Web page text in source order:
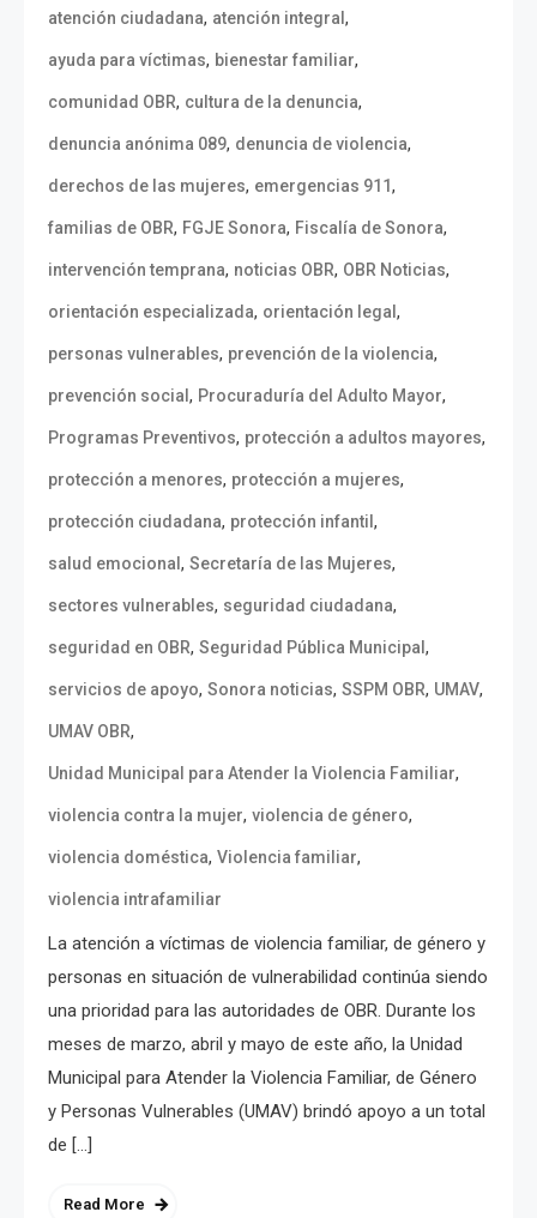
atención ciudadana, atención integral,
ayuda para víctimas, bienestar familiar,
comunidad OBR, cultura de la denuncia,
denuncia anónima 089, denuncia de violencia,
derechos de las mujeres, emergencias 911,
familias de OBR, FGJE Sonora, Fiscalía de Sonora,
intervención temprana, noticias OBR, OBR Noticias,
orientación especializada, orientación legal,
personas vulnerables, prevención de la violencia,
prevención social, Procuraduría del Adulto Mayor,
Programas Preventivos, protección a adultos mayores,
protección a menores, protección a mujeres,
protección ciudadana, protección infantil,
salud emocional, Secretaría de las Mujeres,
sectores vulnerables, seguridad ciudadana,
seguridad en OBR, Seguridad Pública Municipal,
servicios de apoyo, Sonora noticias, SSPM OBR, UMAV,
UMAV OBR,
Unidad Municipal para Atender la Violencia Familiar,
violencia contra la mujer, violencia de género,
violencia doméstica, Violencia familiar,
violencia intrafamiliar
La atención a víctimas de violencia familiar, de género y
personas en situación de vulnerabilidad continúa siendo
una prioridad para las autoridades de OBR. Durante los
meses de marzo, abril y mayo de este año, la Unidad
Municipal para Atender la Violencia Familiar, de Género
y Personas Vulnerables (UMAV) brindó apoyo a un total
de […]
Read More